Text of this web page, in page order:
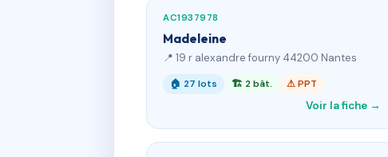
AC1937978
Madeleine
📍 19 r alexandre fourny 44200 Nantes
🏠 27 lots 🏗 2 bât. ⚠ PPT
Voir la fiche →